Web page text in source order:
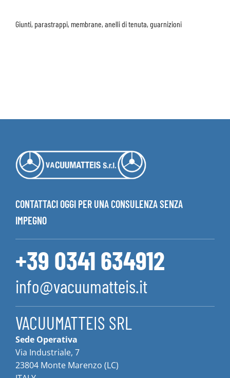
Giunti, parastrappi, membrane, anelli di tenuta, guarnizioni
CONTATTACI OGGI PER UNA CONSULENZA SENZA
IMPEGNO
+39 0341 634912
info@vacuumatteis.it
VACUUMATTEIS SRL
Sede Operativa
Via Industriale, 7
23804 Monte Marenzo (LC)